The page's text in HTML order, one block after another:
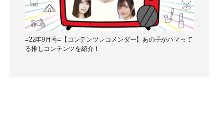
CLOSE
CLOSE
=22年9月号=【コンテンツレコメンダー】あの子がハマって
る推しコンテンツを紹介！